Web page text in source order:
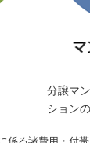
分譲マ
ション